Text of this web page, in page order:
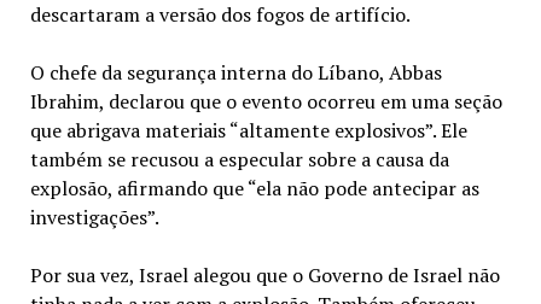
descartaram a versão dos fogos de artifício.
O chefe da segurança interna do Líbano, Abbas
Ibrahim, declarou que o evento ocorreu em uma seção
que abrigava materiais “altamente explosivos”. Ele
também se recusou a especular sobre a causa da
explosão, afirmando que “ela não pode antecipar as
investigações”.
Por sua vez, Israel alegou que o Governo de Israel não